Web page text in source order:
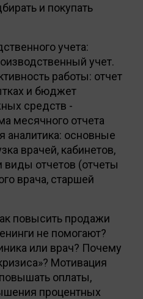
и покупать
учета:
учет.
работы: отчет
и бюджет
средств -
месячного отчета
аналитика: основные
врачей, кабинетов,
виды отчетов (отчеты
врача, старшей
повысить продажи
не помогают?
или врач? Почему
Мотивация
оплаты,
процентных